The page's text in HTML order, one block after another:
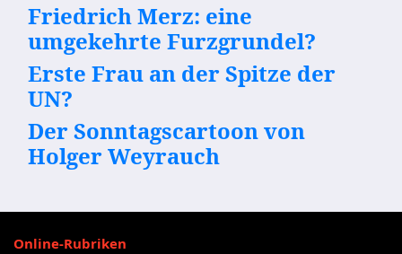
Friedrich Merz: eine
umgekehrte Furzgrundel?
Erste Frau an der Spitze der
UN?
Der Sonntagscartoon von
Holger Weyrauch
Online-Rubriken